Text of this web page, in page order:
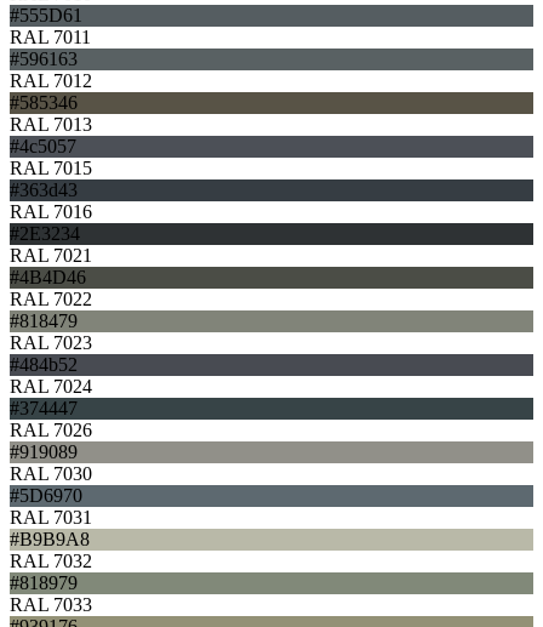
#555D61
RAL 7011
#596163
RAL 7012
#585346
RAL 7013
#4c5057
RAL 7015
#363d43
RAL 7016
#2E3234
RAL 7021
#4B4D46
RAL 7022
#818479
RAL 7023
#484b52
RAL 7024
#374447
RAL 7026
#919089
RAL 7030
#5D6970
RAL 7031
#B9B9A8
RAL 7032
#818979
RAL 7033